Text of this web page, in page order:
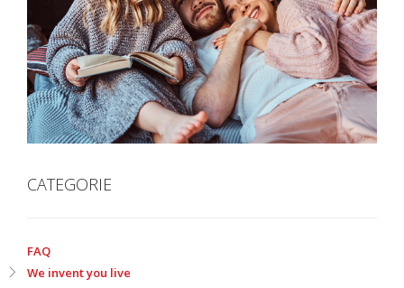
CATEGORIE
FAQ
We invent you live